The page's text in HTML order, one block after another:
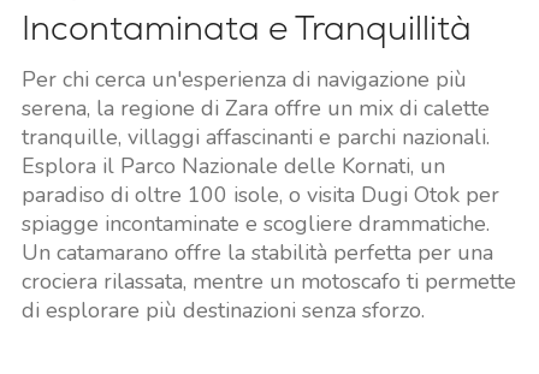
Incontaminata e Tranquillità
Per chi cerca un'esperienza di navigazione più
serena, la regione di Zara offre un mix di calette
tranquille, villaggi affascinanti e parchi nazionali.
Esplora il Parco Nazionale delle Kornati, un
paradiso di oltre 100 isole, o visita Dugi Otok per
spiagge incontaminate e scogliere drammatiche.
Un catamarano offre la stabilità perfetta per una
crociera rilassata, mentre un motoscafo ti permette
di esplorare più destinazioni senza sforzo.